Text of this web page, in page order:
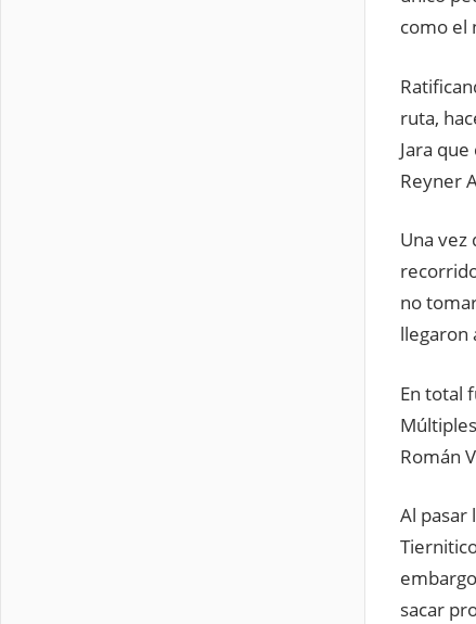
como el
ruta,
Jara
Reyner
Una vez
no
llegaron
En total
Román
Al pasar
sacar